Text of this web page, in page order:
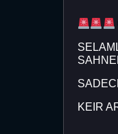
KEIR